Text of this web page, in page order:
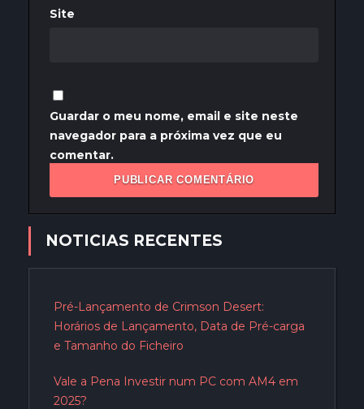
Site
Guardar o meu nome, email e site neste
navegador para a próxima vez que eu
comentar.
NOTICIAS RECENTES
Pré-Lançamento de Crimson Desert:
Horários de Lançamento, Data de Pré-carga
e Tamanho do Ficheiro
Vale a Pena Investir num PC com AM4 em
2025?